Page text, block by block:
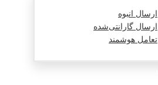
ارسال انبوه
ارسال گارانتی‌شده
تعامل هوشمند